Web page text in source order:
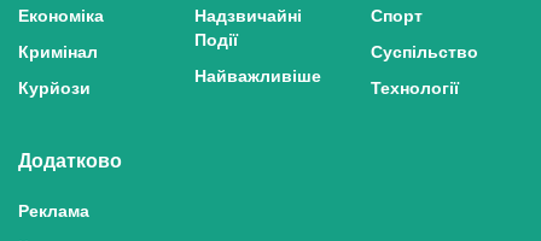
Економіка
Кримінал
Курйози
Надзвичайні
Події
Найважливіше
Спорт
Суспільство
Технології
Додатково
Реклама